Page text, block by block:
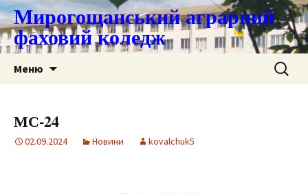
Мирогощанський аграрний
фаховий коледж
Меню Пошук:
МС-24
02.09.2024 Новини kovalchuk5